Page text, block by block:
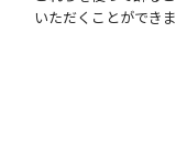
いただくことができま